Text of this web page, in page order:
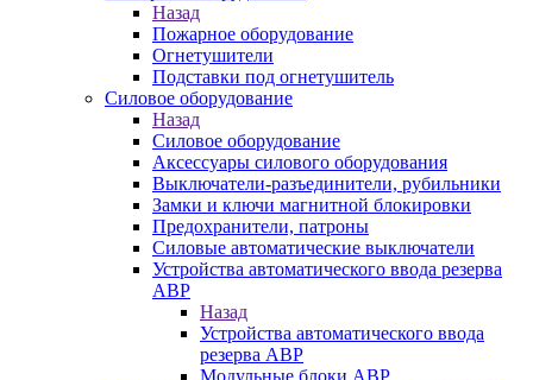
Назад
Пожарное оборудование
Огнетушители
Подставки под огнетушитель
Силовое оборудование
Назад
Силовое оборудование
Аксессуары силового оборудования
Выключатели-разъединители, рубильники
Замки и ключи магнитной блокировки
Предохранители, патроны
Силовые автоматические выключатели
Устройства автоматического ввода резерва
АВР
Назад
Устройства автоматического ввода
резерва АВР
Модульные блоки АВР